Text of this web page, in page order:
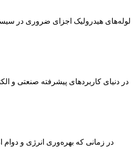
لوله‌های هیدرولیک اجزای ضروری در
در دنیای کاربردهای پیشرفته صنعتی و
در زمانی که بهره‌وری انرژی و دوام